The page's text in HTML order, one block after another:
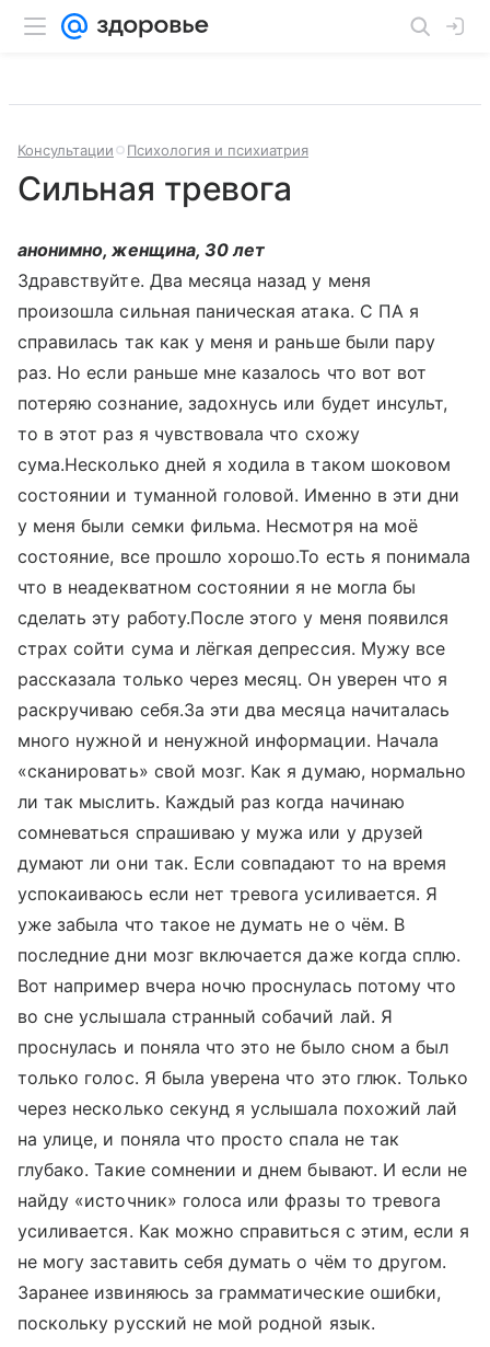
Консультации Психология и психиатрия
Сильная тревога
анонимно, женщина, 30 лет
Здравствуйте. Два месяца назад у меня
произошла сильная паническая атака. С ПА я
справилась так как у меня и раньше были пару
раз. Но если раньше мне казалось что вот вот
потеряю сознание, задохнусь или будет инсульт,
то в этот раз я чувствовала что схожу
сума.Несколько дней я ходила в таком шоковом
состоянии и туманной головой. Именно в эти дни
у меня были семки фильма. Несмотря на моё
состояние, все прошло хорошо.То есть я понимала
что в неадекватном состоянии я не могла бы
сделать эту работу.После этого у меня появился
страх сойти сума и лёгкая депрессия. Мужу все
рассказала только через месяц. Он уверен что я
раскручиваю себя.За эти два месяца начиталась
много нужной и ненужной информации. Начала
«сканировать» свой мозг. Как я думаю, нормально
ли так мыслить. Каждый раз когда начинаю
сомневаться спрашиваю у мужа или у друзей
думают ли они так. Если совпадают то на время
успокаиваюсь если нет тревога усиливается. Я
уже забыла что такое не думать не о чём. В
последние дни мозг включается даже когда сплю.
Вот например вчера ночю проснулась потому что
во сне услышала странный собачий лай. Я
проснулась и поняла что это не было сном а был
только голос. Я была уверена что это глюк. Только
через несколько секунд я услышала похожий лай
на улице, и поняла что просто спала не так
глубако. Такие сомнении и днем бывают. И если не
найду «источник» голоса или фразы то тревога
усиливается. Как можно справиться с этим, если я
не могу заставить себя думать о чём то другом.
Заранее извиняюсь за грамматические ошибки,
поскольку русский не мой родной язык.